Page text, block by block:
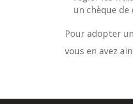
un chèque de
Pour adopter
vous en avez